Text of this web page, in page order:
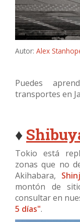
Autor: Alex
Puedes
transportes en
♦
Tokio está
zonas que no
Akihabara,
montón de
consultar en
5 días".